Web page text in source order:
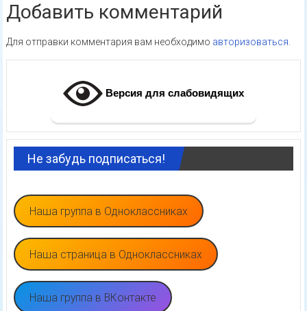
Добавить комментарий
Для отправки комментария вам необходимо авторизоваться
Версия для слабовидящих
Не забудь подписаться!
Наша группа в Одноклассниках
Наша страница в Одноклассниках
Наша группа в ВКонтакте